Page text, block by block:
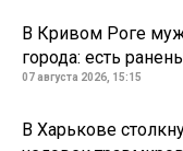
В Кривом Роге
города: есть
07 августа 2026, 15:15
В Харькове